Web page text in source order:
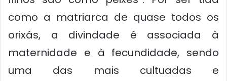
como a matriarca de quase todos os
orixás, a divindade é associada à
maternidade e à fecundidade, sendo
uma das mais cultuadas e